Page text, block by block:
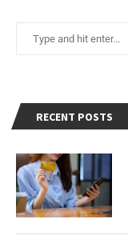
RECENT POSTS